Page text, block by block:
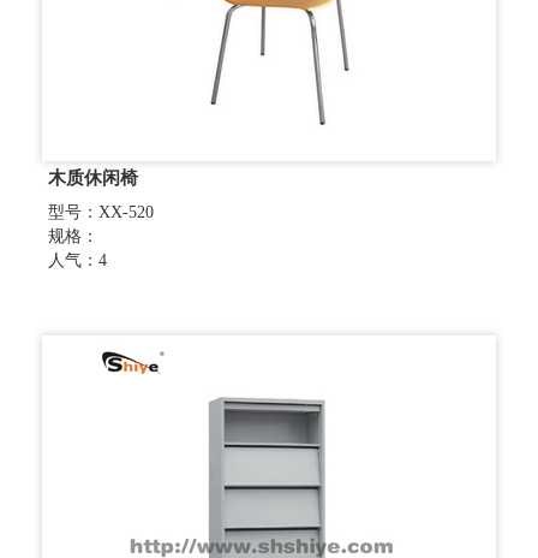
木质休闲椅
型号：XX-520
规格：
人气：4